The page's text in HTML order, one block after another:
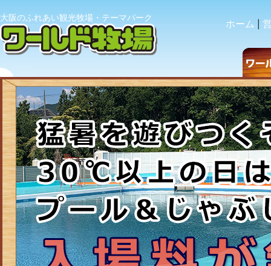
大阪のふれあい観光牧場・テーマパーク
ホーム